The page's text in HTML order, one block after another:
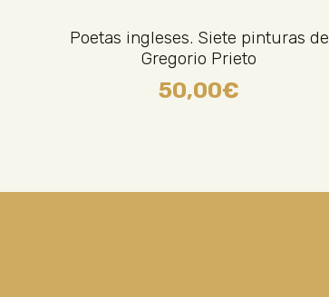
Poetas ingleses. Siete pinturas de
Gregorio Prieto
50,00€